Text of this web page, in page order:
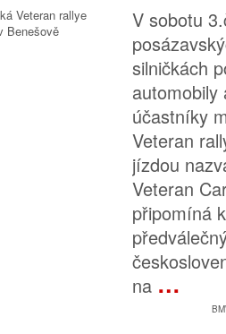
V sobotu
silničkách
automobily
účastníky
Veteran
jízdou
Veteran
připomíná
na …